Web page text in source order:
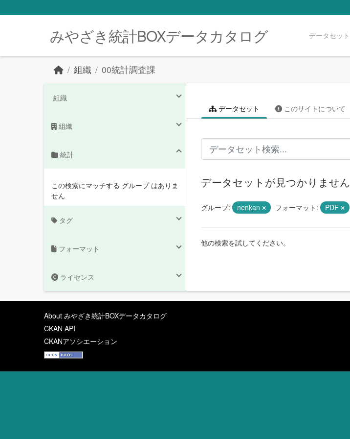
みやざき統計BOXデータカタログ データセット
組織 00統計調査課
組織
組織
統計
この検索にマッチする グループ はありま
せん
タグ
フォーマット
ライセンス
データセット このサイトについて
データセットが見つかりません
グループ: nenkan フォーマット: PDF
他の検索を試してください。
About みやざき統計BOXデータカタログ
CKAN API
CKANアソシエーション